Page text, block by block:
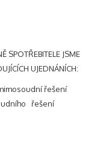
SPOTŘEBITELE JSME
UJEDNÁNÍCH:
řešení
řešení